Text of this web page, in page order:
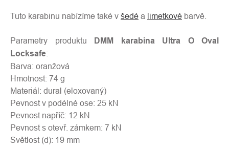
Tuto karabinu nabízíme také v šedé a limetkové barvě.
Parametry produktu DMM karabina Ultra O Oval
Locksafe:
Barva: oranžová
Hmotnost: 74 g
Materiál: dural (eloxovaný)
Pevnost v podélné ose: 25 kN
Pevnost napříč: 12 kN
Pevnost s otevř. zámkem: 7 kN
Světlost (d): 19 mm